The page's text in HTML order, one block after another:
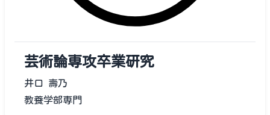
芸術論専攻卒業研究
井口 壽乃
教養学部専門